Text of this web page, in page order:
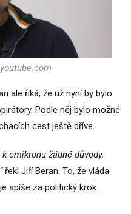
ale říká, že už nyní by bylo
Podle něj bylo možné
cest ještě dříve.
omikronu žádné důvody,
řekl Jiří Beran. To, že vláda
spíše za politický krok.